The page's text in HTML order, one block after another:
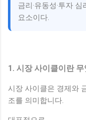
금리·유동성·투자
요소이다.
1. 시장 사이클이란
시장 사이클은 경제와
조를 의미합니다.